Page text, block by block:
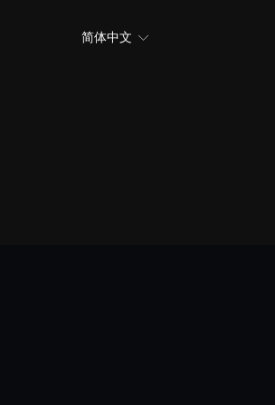
ꀅ
简体中文